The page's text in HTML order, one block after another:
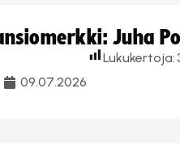
Juha
09.07.2026
Lukukertoja: